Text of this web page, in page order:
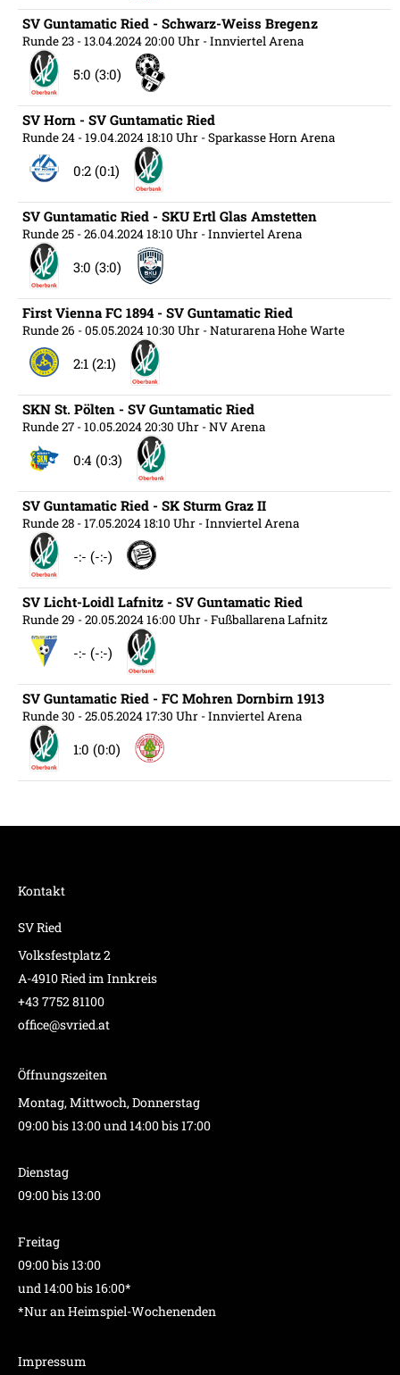
SV Guntamatic Ried - Schwarz-Weiss Bregenz
Runde 23 - 13.04.2024 20:00 Uhr - Innviertel Arena
5:0 (3:0)
SV Horn - SV Guntamatic Ried
Runde 24 - 19.04.2024 18:10 Uhr - Sparkasse Horn Arena
0:2 (0:1)
SV Guntamatic Ried - SKU Ertl Glas Amstetten
Runde 25 - 26.04.2024 18:10 Uhr - Innviertel Arena
3:0 (3:0)
First Vienna FC 1894 - SV Guntamatic Ried
Runde 26 - 05.05.2024 10:30 Uhr - Naturarena Hohe Warte
2:1 (2:1)
SKN St. Pölten - SV Guntamatic Ried
Runde 27 - 10.05.2024 20:30 Uhr - NV Arena
0:4 (0:3)
SV Guntamatic Ried - SK Sturm Graz II
Runde 28 - 17.05.2024 18:10 Uhr - Innviertel Arena
-:- (-:-)
SV Licht-Loidl Lafnitz - SV Guntamatic Ried
Runde 29 - 20.05.2024 16:00 Uhr - Fußballarena Lafnitz
-:- (-:-)
SV Guntamatic Ried - FC Mohren Dornbirn 1913
Runde 30 - 25.05.2024 17:30 Uhr - Innviertel Arena
1:0 (0:0)
Kontakt
SV Ried
Volksfestplatz 2
A-4910 Ried im Innkreis
+43 7752 81100
office@svried.at
Öffnungszeiten
Montag, Mittwoch, Donnerstag
09:00 bis 13:00 und 14:00 bis 17:00
Dienstag
09:00 bis 13:00
Freitag
09:00 bis 13:00
und 14:00 bis 16:00*
*Nur an Heimspiel-Wochenenden
Impressum